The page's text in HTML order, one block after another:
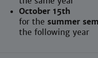
October 15th
for the summer
the following year